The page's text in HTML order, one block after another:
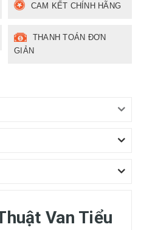
CAM KẾT CHÍNH HÃNG
THANH TOÁN ĐƠN
GIẢN
Van Tiểu